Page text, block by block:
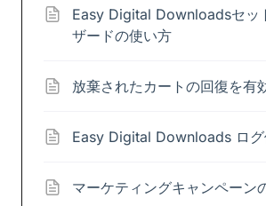
Easy Digital Downloadsセッ
ザードの使い方
放棄されたカートの回復を有
Easy Digital Downloads ログ
マーケティングキャンペーン